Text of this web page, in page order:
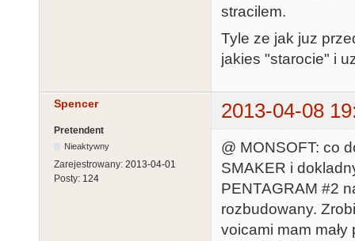
stracilem.
Tyle ze jak juz
jakies "starocie" i
Spencer 2013-04-08
Pretendent
Nieaktywny
Zarejestrowany: 2013-04-01
Posty: 124
@ MONSOFT: co
SMAKER i
PENTAGRAM #2
rozbudowany.
voicami mam